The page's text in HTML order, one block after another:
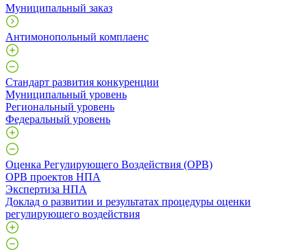
Муниципальный заказ
Антимонопольный комплаенс
Стандарт развития конкуренции
Муниципальный уровень
Региональный уровень
Федеральный уровень
Оценка Регулирующего Воздействия (ОРВ)
ОРВ проектов НПА
Экспертиза НПА
Доклад о развитии и результатах процедуры оценки
регулирующего воздействия